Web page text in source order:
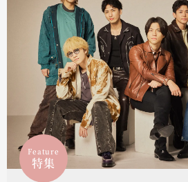
Feature
特集